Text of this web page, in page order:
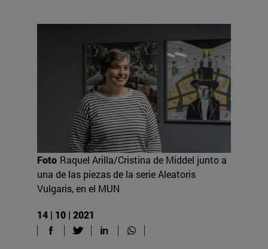
Foto Raquel Arilla/Cristina de Middel junto a
una de las piezas de la serie Aleatoris
Vulgaris, en el MUN
14 | 10 | 2021